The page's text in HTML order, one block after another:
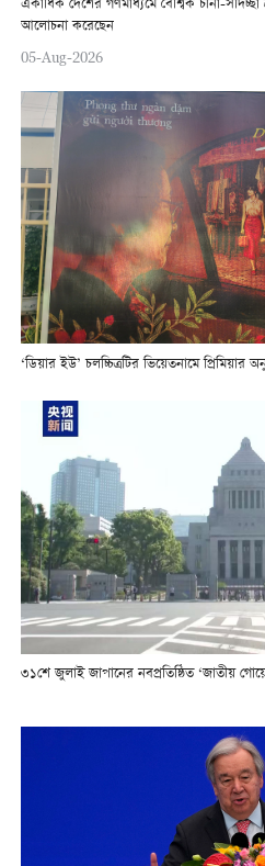
একাধিক দেশের গণমাধ্যমে বৈশ্বিক চীনা-
আলোচনা করেছেন
05-Aug-2026
‘ডিয়ার ইউ’ চলচ্চিত্রটির ভিয়েতনামে প্রিমিয়ার
৩১শে জুলাই জাপানের নবপ্রতিষ্ঠিত ‘জাতীয়